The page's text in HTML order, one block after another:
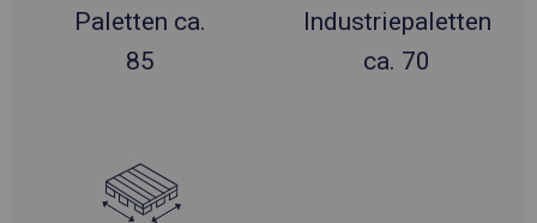
Paletten ca.
85
Industriepaletten
ca. 70